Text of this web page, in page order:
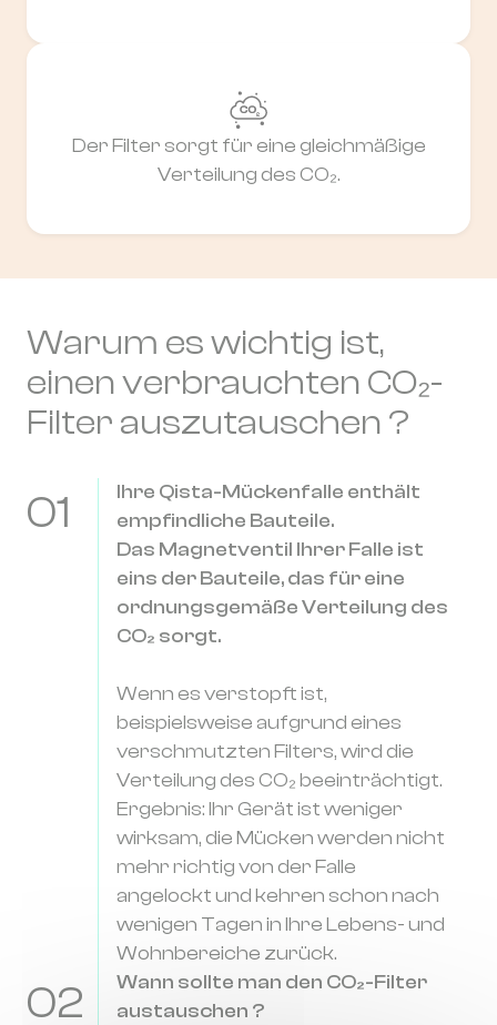
Der Filter sorgt für eine gleichmäßige
Verteilung des CO₂.
Warum es wichtig ist,
einen verbrauchten CO₂-
Filter auszutauschen ?
01
Ihre Qista-Mückenfalle enthält
empfindliche Bauteile.
Das Magnetventil Ihrer Falle ist
eins der Bauteile, das für eine
ordnungsgemäße Verteilung des
CO₂ sorgt.
Wenn es verstopft ist,
beispielsweise aufgrund eines
verschmutzten Filters, wird die
Verteilung des CO₂ beeinträchtigt.
Ergebnis: Ihr Gerät ist weniger
wirksam, die Mücken werden nicht
mehr richtig von der Falle
angelockt und kehren schon nach
wenigen Tagen in Ihre Lebens- und
Wohnbereiche zurück.
02
Wann sollte man den CO₂-Filter
austauschen ?